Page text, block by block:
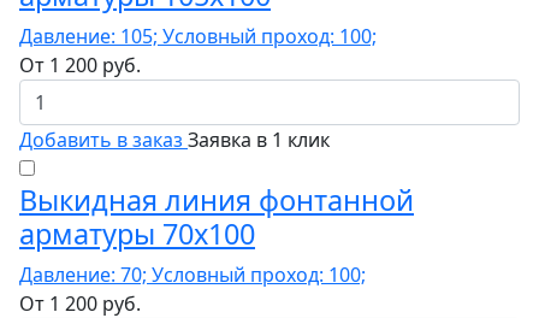
Давление: 105; Условный проход: 100;
От 1 200 руб.
Добавить в заказ Заявка в 1 клик
Выкидная линия фонтанной
арматуры 70x100
Давление: 70; Условный проход: 100;
От 1 200 руб.